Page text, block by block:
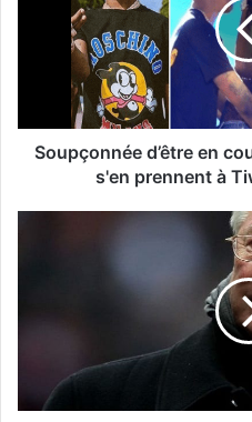
Soupçonnée d’être en
s'en prennent à